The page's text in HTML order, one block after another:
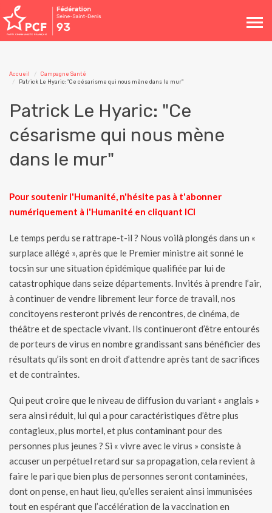
Toggle
navigation
Accueil
Campagne Santé
Patrick Le Hyaric: "Ce césarisme qui nous mène dans le mur"
Patrick Le Hyaric: "Ce
césarisme qui nous mène
dans le mur"
Pour soutenir l'Humanité, n'hésite pas à t'abonner
numériquement à l'Humanité en cliquant ICI
Le temps perdu se rattrape-t-il ? Nous voilà plongés dans un «
surplace allégé », après que le Premier ministre ait sonné le
tocsin sur une situation épidémique qualifiée par lui de
catastrophique dans seize départements. Invités à prendre l’air,
à continuer de vendre librement leur force de travail, nos
concitoyens resteront privés de rencontres, de cinéma, de
théâtre et de spectacle vivant. Ils continueront d’être entourés
de porteurs de virus en nombre grandissant sans bénéficier des
résultats qu’ils sont en droit d’attendre après tant de sacrifices
et de contraintes.
Qui peut croire que le niveau de diffusion du variant « anglais »
sera ainsi réduit, lui qui a pour caractéristiques d’être plus
contagieux, plus mortel, et plus contaminant pour des
personnes plus jeunes ? Si « vivre avec le virus » consiste à
accuser un perpétuel retard sur sa propagation, cela revient à
faire le pari que bien plus de personnes seront contaminées,
dont on pense, en haut lieu, qu’elles seraient ainsi immunisées
tout en espérant que l’accélération de la vaccination en